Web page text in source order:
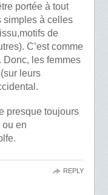
portée à tout
simples à celles
de
C’est comme
Donc, les femmes
leurs
presque toujours
ou en
REPLY